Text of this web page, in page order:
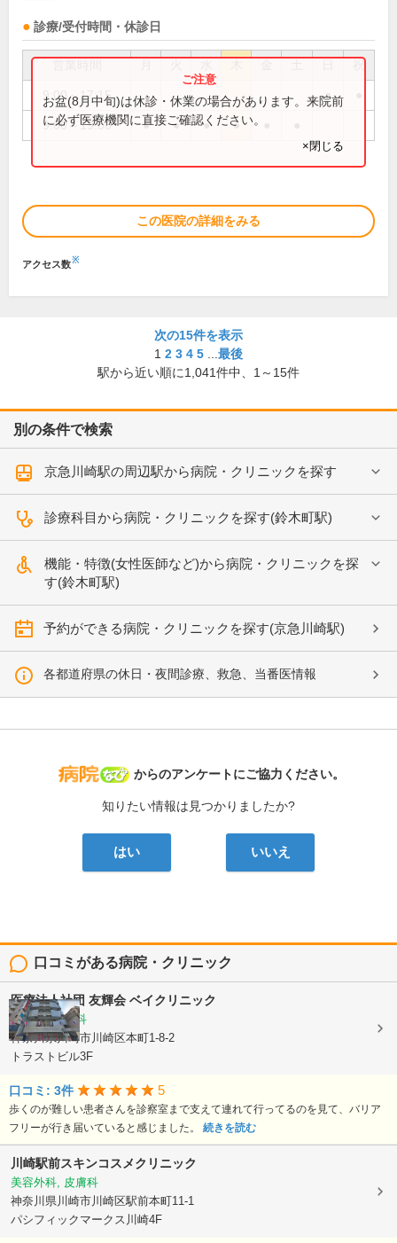
診療/受付時間・休診日
祝
9:00～17:15 ●
9:00～19:00 ● ● ● ●
お盆(8月中旬)は休診・休業の場合があります。来院前
に必ず医療機関に直接ご確認ください。
×閉じる
この医院の詳細をみる
アクセス数※
次の15件を表示
1 2 3 4 5
最後
駅から近い順に1,041件中、 1～15件
別の条件で検索
京急川崎駅の周辺駅から病院・クリニックを探す
診療科目から病院・クリニックを探す(鈴木町駅)
機能・特徴(女性医師など)から病院・クリニックを探
す(鈴木町駅)
予約ができる病院・クリニックを探す(京急川崎駅)
各都道府県の休日・夜間診療、救急、当番医情報
病院なび
からのアンケートにご協力ください。
知りたい情報は見つかりましたか?
はい いいえ
口コミがある病院・クリニック
医療法人社団 友輝会 ベイクリニック
内科, 整形外科
神奈川県川崎市川崎区本町1-8-2
トラストビル3F
口コミ: 3件 5
歩くのが難しい患者さんを診察室まで支えて連れて行ってるのを見て、バリア
フリーが行き届いていると感じました。 続きを読む
川崎駅前スキンコスメクリニック
美容外科, 皮膚科
神奈川県川崎市川崎区駅前本町11-1
パシフィックマークス川崎4F